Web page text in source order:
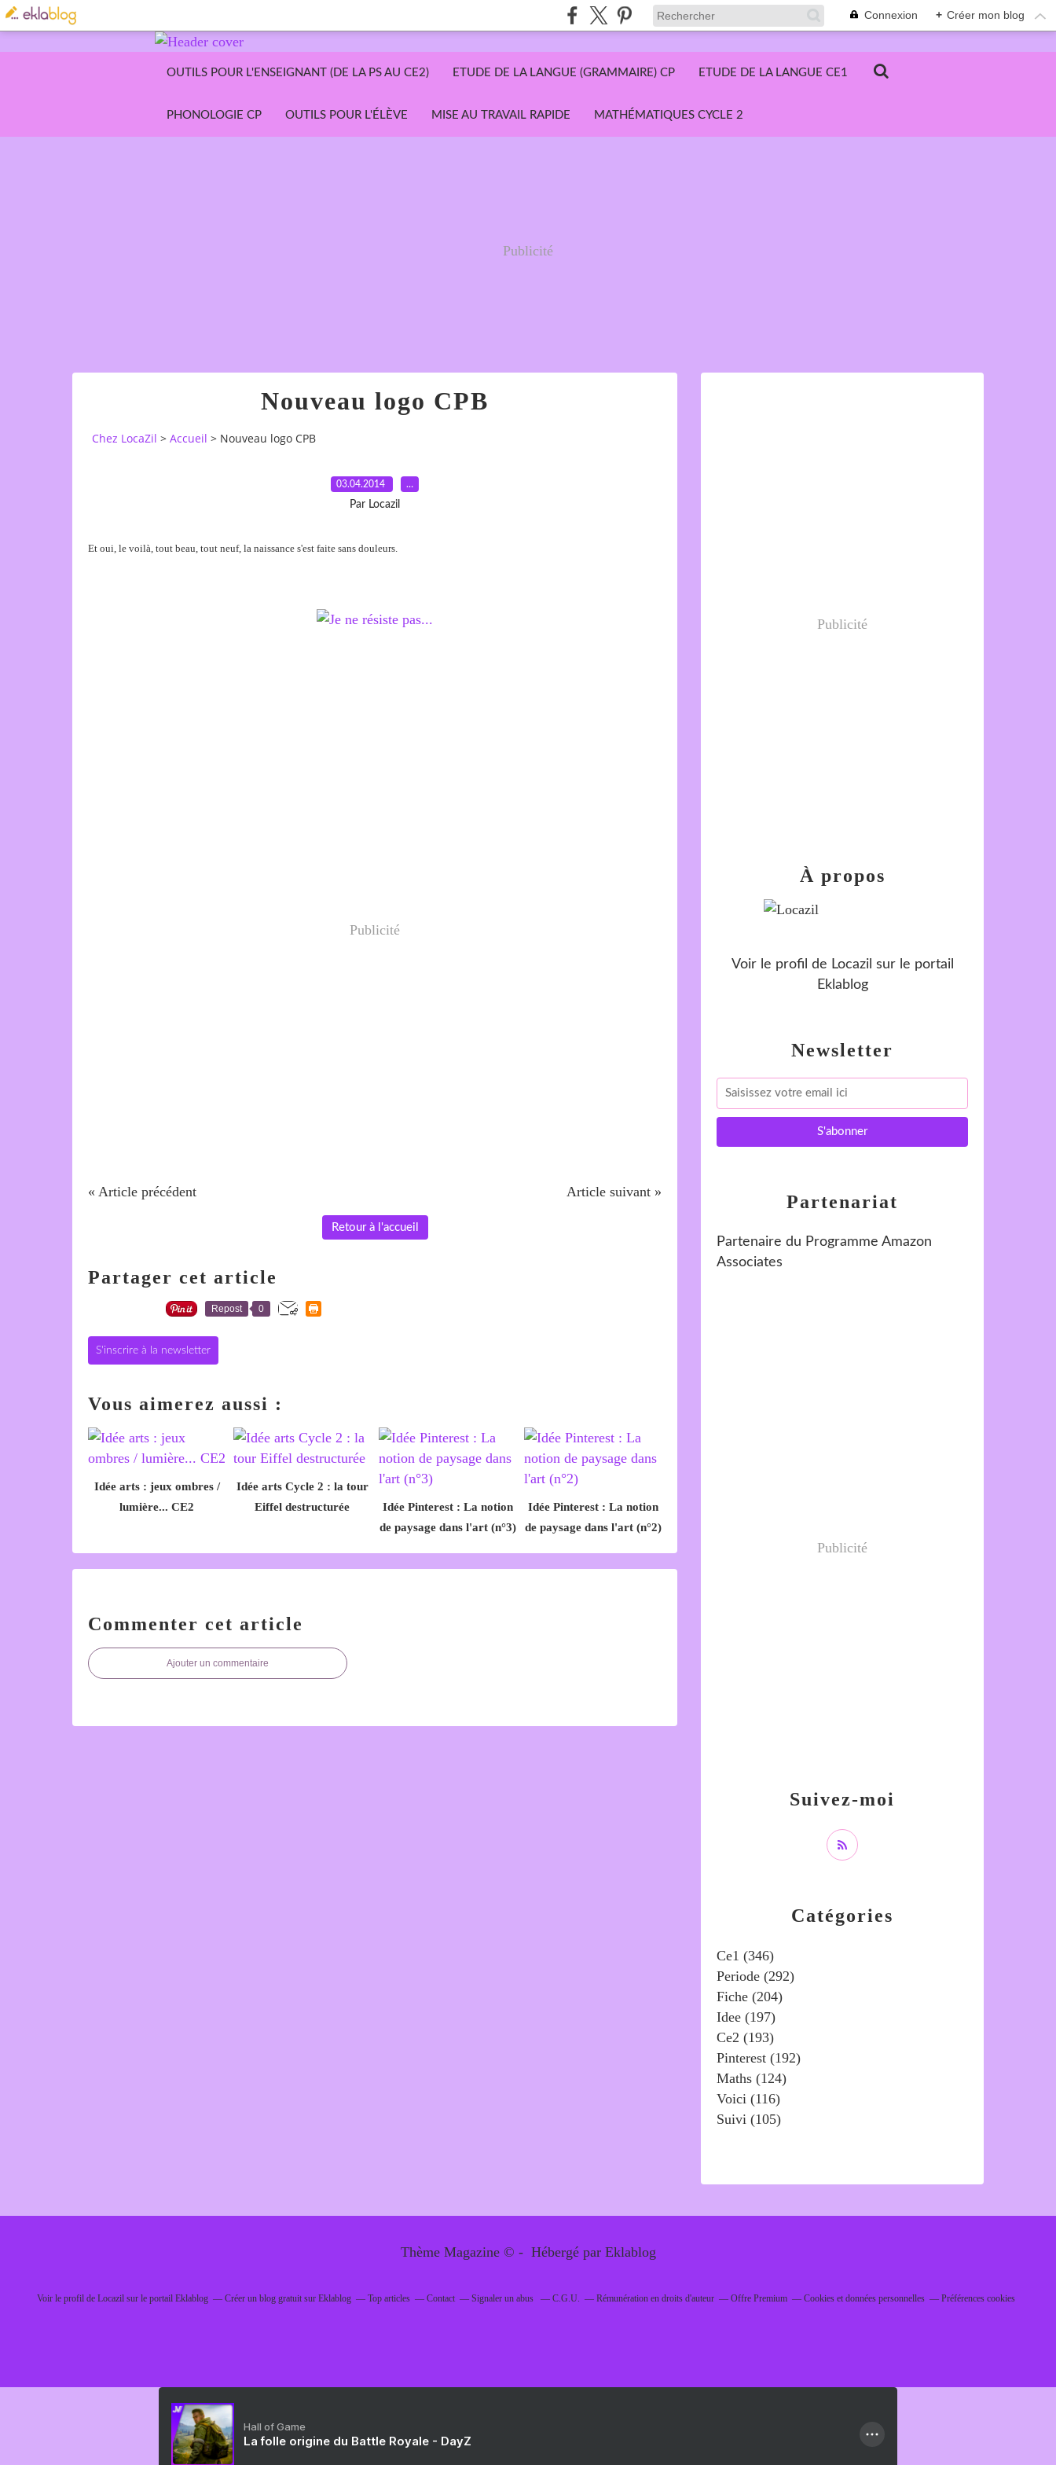
Connexion + Créer mon blog
OUTILS POUR L'ENSEIGNANT (DE LA PS AU CE2) ETUDE DE LA LANGUE (GRAMMAIRE) CP ETUDE DE LA LANGUE CE1
PHONOLOGIE CP OUTILS POUR L'ÉLÈVE MISE AU TRAVAIL RAPIDE MATHÉMATIQUES CYCLE 2
Publicité
Nouveau logo CPB
Chez LocaZil > Accueil > Nouveau logo CPB
03.04.2014 …
Par Locazil
Et oui, le voilà, tout beau, tout neuf, la naissance s'est faite sans douleurs.
Publicité
« Article précédent Article suivant »
Retour à l'accueil
Partager cet article
Repost 0
S'inscrire à la newsletter
Vous aimerez aussi :
Idée arts : jeux ombres /
lumière... CE2
Idée arts Cycle 2 : la tour
Eiffel destructurée
Idée Pinterest : La notion
de paysage dans l'art (n°3)
Idée Pinterest : La notion
de paysage dans l'art (n°2)
Commenter cet article
Ajouter un commentaire
Newsletter
Publicité
Catégories
Ce1 (346)
Periode (292)
Fiche (204)
Idee (197)
Ce2 (193)
Pinterest (192)
Maths (124)
Voici (116)
Suivi (105)
Suivez-moi
À propos
Voir le profil de Locazil sur le portail
Eklablog
Partenariat
Partenaire du Programme Amazon
Associates
Publicité
Thème Magazine © - Hébergé par Eklablog
Voir le profil de Locazilsur le portail Eklablog Créer un blog gratuit sur Eklablog Top articles Contact Signaler un abus C.G.U. Rémunération en droits d'auteur Offre Premium Cookies et données personnelles Préférences cookies
Hall of Game
La folle origine du Battle Royale - DayZ